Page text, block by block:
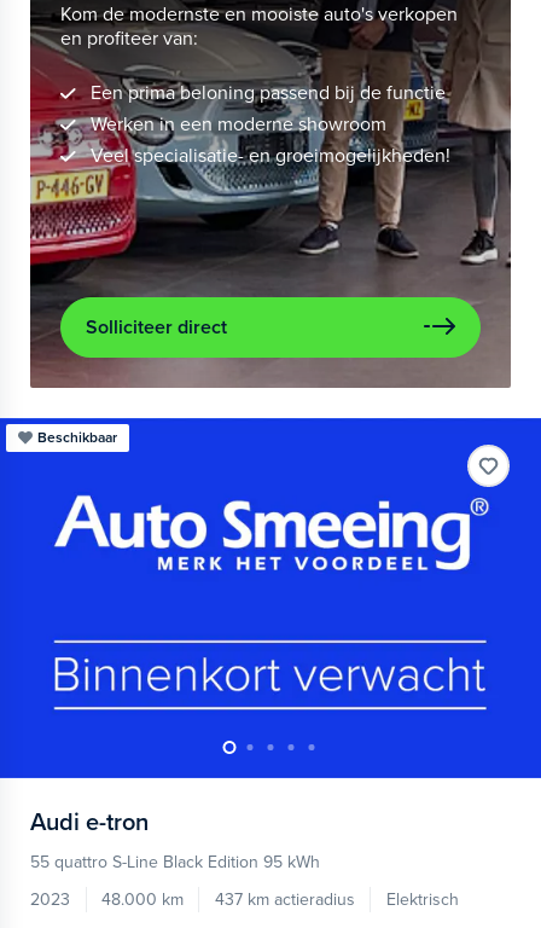
Kom de modernste en mooiste auto's verkopen
en profiteer van:
Een prima beloning passend bij de functie
Werken in een moderne showroom
Veel specialisatie- en groeimogelijkheden!
Solliciteer direct
Beschikbaar
Audi e-tron
55 quattro S-Line Black Edition 95 kWh
2023
48.000 km 437 km actieradius
Elektrisch